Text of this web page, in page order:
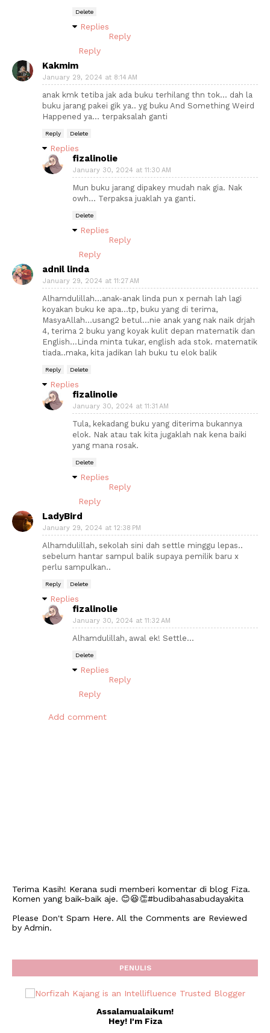
Delete
Replies
Reply
Reply
Kakmim
January 29, 2024 at 8:14 AM
anak kmk tetiba jak ada buku terhilang thn tok... dah la
buku jarang pakei gik ya.. yg buku And Something Weird
Happened ya... terpaksalah ganti
Reply Delete
Replies
fizalinolie
January 30, 2024 at 11:30 AM
Mun buku jarang dipakey mudah nak gia. Nak
owh... Terpaksa juaklah ya ganti.
Delete
Replies
Reply
Reply
adnil linda
January 29, 2024 at 11:27 AM
Alhamdulillah...anak-anak linda pun x pernah lah lagi
koyakan buku ke apa...tp, buku yang di terima,
MasyaAllah...usang2 betul...nie anak yang nak naik drjah
4, terima 2 buku yang koyak kulit depan matematik dan
English...Linda minta tukar, english ada stok. matematik
tiada..maka, kita jadikan lah buku tu elok balik
Reply Delete
Replies
fizalinolie
January 30, 2024 at 11:31 AM
Tula, kekadang buku yang diterima bukannya
elok. Nak atau tak kita jugaklah nak kena baiki
yang mana rosak.
Delete
Replies
Reply
Reply
LadyBird
January 29, 2024 at 12:38 PM
Alhamdulillah, sekolah sini dah settle minggu lepas..
sebelum hantar sampul balik supaya pemilik baru x
perlu sampulkan..
Reply Delete
Replies
fizalinolie
January 30, 2024 at 11:32 AM
Alhamdulillah, awal ek! Settle...
Delete
Replies
Reply
Reply
Add comment
Terima Kasih! Kerana sudi memberi komentar di blog Fiza.
Komen yang baik-baik aje. 😊😆👏#budibahasabudayakita
Please Don't Spam Here. All the Comments are Reviewed
by Admin.
PENULIS
Assalamualaikum!
Hey! I'm Fiza